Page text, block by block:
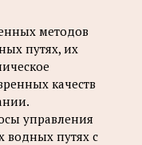
методов
путях, их
качеств
управления
водных путях с